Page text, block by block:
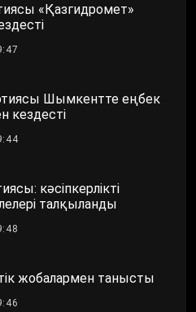
«Қазгидромет»
Шымкентте еңбек
кездесті
кәсіпкерлікті
талқыланды
жобалармен танысты